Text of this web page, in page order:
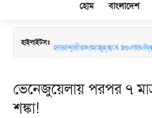
হোম বাংলাদেশ
হাইলাইটসঃ
নোয়াখালীতে অস্ত্রের মুখে ১০ লাখ
মাধবপুরে জশনে জুলুস ও ঈদে
ভেনেজুয়েলায় পরপর ৭
শঙ্কা!